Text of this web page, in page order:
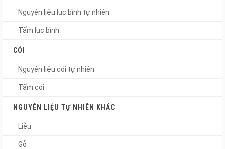
Nguyên liệu lục bình tự nhiên
Tấm lục bình
CÓI
Nguyên liệu cói tự nhiên
Tấm cói
NGUYÊN LIỆU TỰ NHIÊN KHÁC
Liễu
Gỗ